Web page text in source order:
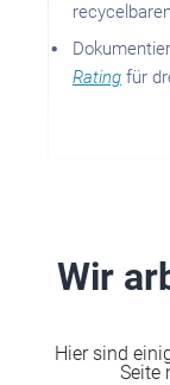
Rating für
Wir
Hier sind
Seite